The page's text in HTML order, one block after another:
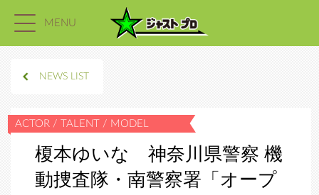
MENU
NEWS LIST
榎本ゆいな 神奈川県警察 機
動捜査隊・南警察署「オープ